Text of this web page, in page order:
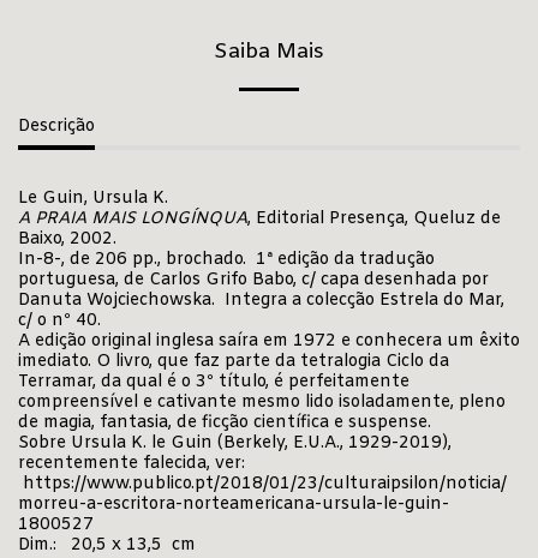
Saiba Mais
Descrição
Le Guin, Ursula K.
A PRAIA MAIS LONGÍNQUA, Editorial Presença, Queluz de
Baixo, 2002.
In-8-, de 206 pp., brochado. 1ª edição da tradução
portuguesa, de Carlos Grifo Babo, c/ capa desenhada por
Danuta Wojciechowska. Integra a colecção Estrela do Mar,
c/ o nº 40.
A edição original inglesa saíra em 1972 e conhecera um êxito
imediato. O livro, que faz parte da tetralogia Ciclo da
Terramar, da qual é o 3º título, é perfeitamente
compreensível e cativante mesmo lido isoladamente, pleno
de magia, fantasia, de ficção científica e suspense.
Sobre Ursula K. le Guin (Berkely, E.U.A., 1929-2019),
recentemente falecida, ver:
https://www.publico.pt/2018/01/23/culturaipsilon/noticia/
morreu-a-escritora-norteamericana-ursula-le-guin-
1800527
Dim.: 20,5 x 13,5 cm